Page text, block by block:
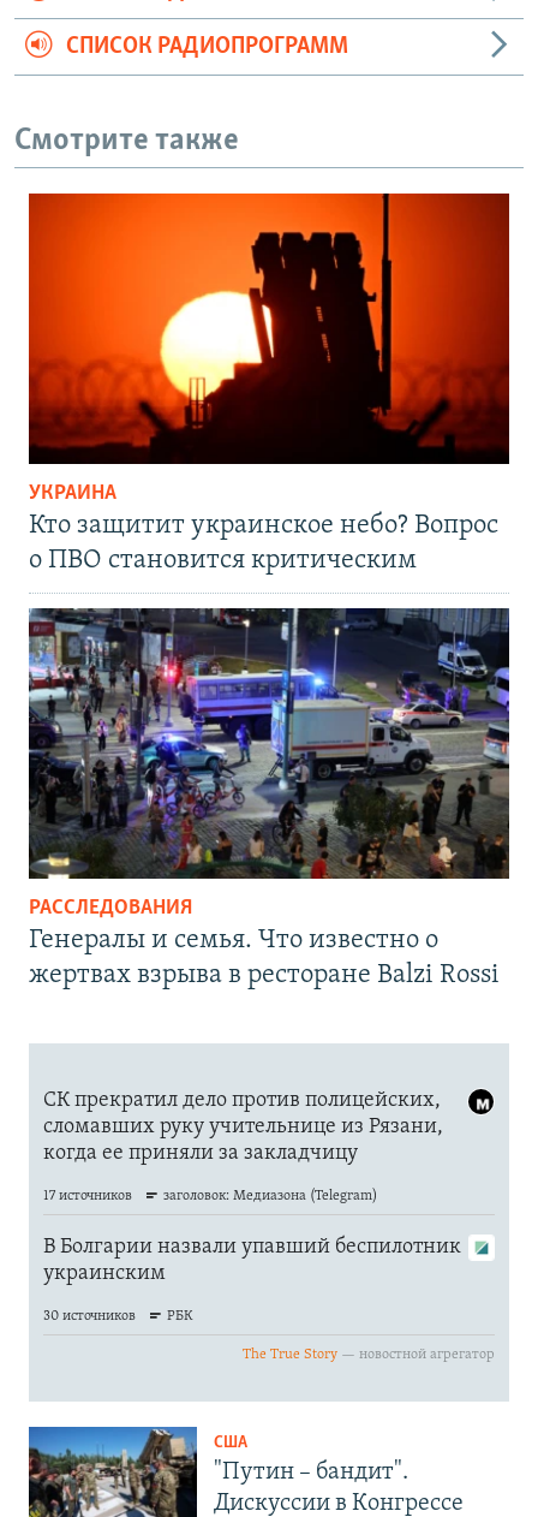
СПИСОК РАДИОПРОГРАММ
Смотрите также
УКРАИНА
Кто защитит украинское небо? Вопрос
о ПВО становится критическим
РАССЛЕДОВАНИЯ
Генералы и семья. Что известно о
жертвах взрыва в ресторане Balzi Rossi
США
"Путин – бандит".
Дискуссии в Конгрессе